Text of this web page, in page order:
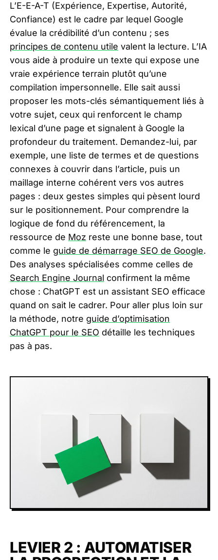
L’E-E-A-T (Expérience, Expertise, Autorité,
Confiance) est le cadre par lequel Google
évalue la crédibilité d’un contenu ; ses
principes de contenu utile valent la lecture. L’IA
vous aide à produire un texte qui expose une
vraie expérience terrain plutôt qu’une
compilation impersonnelle. Elle sait aussi
proposer les mots-clés sémantiquement liés à
votre sujet, ceux qui renforcent le champ
lexical d’une page et signalent à Google la
profondeur du traitement. Demandez-lui, par
exemple, une liste de termes et de questions
connexes à couvrir dans l’article, puis un
maillage interne cohérent vers vos autres
pages : deux gestes simples qui pèsent lourd
sur le positionnement. Pour comprendre la
logique de fond du référencement, la
ressource de Moz reste une bonne base, tout
comme le guide de démarrage SEO de Google.
Des analyses spécialisées comme celles de
Search Engine Journal confirment la même
chose : ChatGPT est un assistant SEO efficace
quand on sait le cadrer. Pour aller plus loin sur
la méthode, notre guide d’optimisation
ChatGPT pour le SEO détaille les techniques
pas à pas.
LEVIER 2 : AUTOMATISER